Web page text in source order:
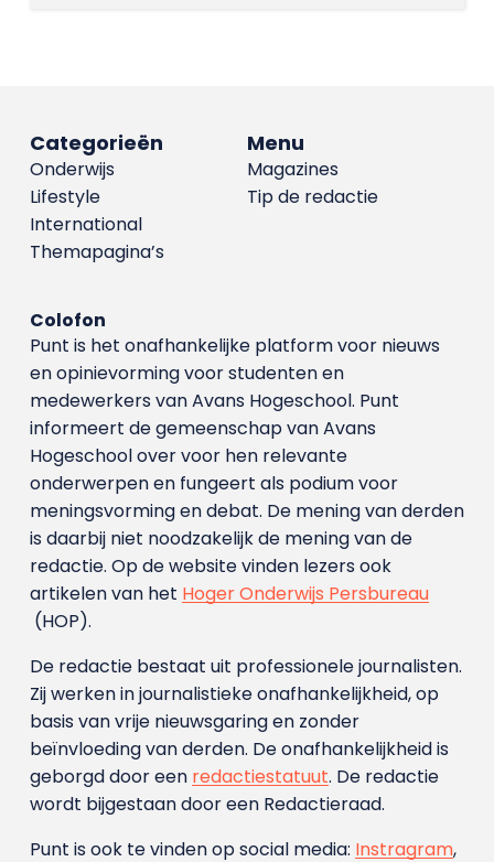
Menu
Magazines
Tip de redactie
Categorieën
Onderwijs
Lifestyle
International
Themapagina’s
Colofon
Punt is het onafhankelijke platform voor nieuws
en opinievorming voor studenten en
medewerkers van Avans Hoge­school. Punt
informeert de gemeenschap van Avans
Hogeschool over voor hen relevante
onderwerpen en fungeert als podium voor
meningsvorming en debat. De mening van derden
is daarbij niet noodzakelijk de mening van de
redactie. Op de website vinden lezers ook
artikelen van het Hoger Onderwijs Persbureau
(HOP).
De redactie bestaat uit professionele journalisten.
Zij werken in journalistieke onafhankelijkheid, op
basis van vrije nieuwsgaring en zonder
beïnvloeding van derden. De onafhankelijkheid is
geborgd door een redactiestatuut. De redactie
wordt bijgestaan door een Redactieraad.
Punt is ook te vinden op social media: Instragram,